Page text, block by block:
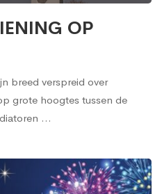
OP
breed verspreid over
grote hoogtes tussen de
…